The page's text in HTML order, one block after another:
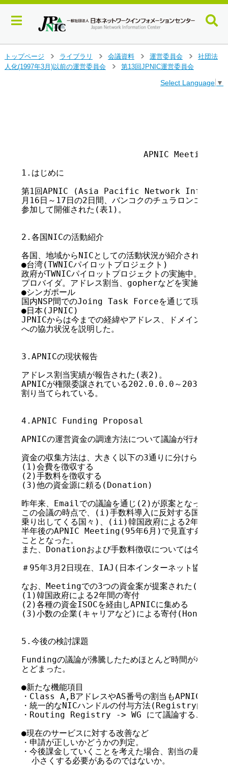
トップページ
>
ライブラリ
>
会議資料
>
運営委員会
>
社団法
人化(1997年3月)以前の運営委員会
第13回JPNIC運営委員会
Select Language ▼
1.はじめに
第1回APNIC (Asia Pacific Network
月16日～17日の2日間、バンコクのチュラロンコン大
参加して開催された(表1)。
2.各国NICの活動紹介
各国、地域からNICとしての活動状況が紹介された。
●台湾(TWNICパイロットプロジェクト)
政府がTWNICパイロットプロジェクトの実施中。スタ
プロバイダ。アドレス割当、gopherなどを実施中。
●シンガポール
国内NSP間でのJoing Task Forceを通じて現在調整
●日本(JPNIC)
JPNICからは今までの経緯やアドレス、ドメイン名の
への協力状況を説明した。
3.APNICの現状報告
アドレス割当実績が報告された(表2)。
APNICが権限委譲されている202.0.0.0～
割り当てられている。
4.APNIC Funding Proposal
APNICの運営資金の調達方法について議論が行われた。
資金の収集方法は、大きく以下の3通りに分けられる。
(1)会費を徴収する
(2)手数料を徴収する
(3)他の資金源に頼る(Donation)
昨年来、Emailでの議論を通じ(2)が原案となっていた
この会議の時点で、(i)手数料導入に反対する国(特に
乗り出してくる国々)、(ii)韓国政府による2年間の寄
半年後のAPNIC Meeting(95年6月)で見直す条件で
こととなった。
また、Donationおよび手数料徴収については今後WG
＃95年3月2日現在、IAJ(日本インターネット協会)か
なお、Meetingでの3つの資金案が提案された(()内が
(1)韓国政府による2年間の寄付
(2)各種の資金ISOCを経由しAPNICに集める
(3)小数の企業(キャリアなど)による寄付
5.今後の検討課題
Fundingの議論が沸騰したためほとんど時間がなく、
とどまった。
●新たな機能項目
・Class A,BアドレスやAS番号の割当もAPNICで行う
・統一的なNICハンドルの付与方法(Registry内でユ
・Routing Registry -> WG にて議論することに。
●現在のサービスに対する改善など
・申請が正しいかどうかの判定。
・今後課金していくことを考えた場合、割当の最小単
  小さくする必要があるのではないか。